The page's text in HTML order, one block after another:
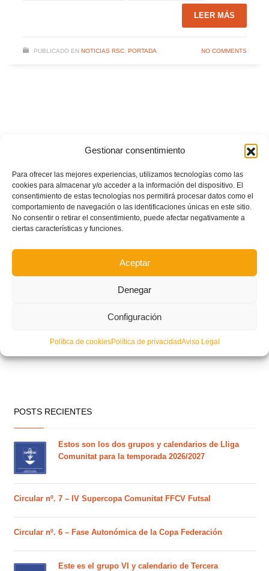
Gestionar consentimiento
Para ofrecer las mejores experiencias, utilizamos tecnologías como las
cookies para almacenar y/o acceder a la información del dispositivo. El
consentimiento de estas tecnologías nos permitirá procesar datos como el
comportamiento de navegación o las identificaciones únicas en este sitio.
No consentir o retirar el consentimiento, puede afectar negativamente a
ciertas características y funciones.
Aceptar
Denegar
Configuración
Política de cookiesPolítica de privacidadAviso Legal
LEER MÁS
PUBLICADO EN NOTICIAS RSC, PORTADA NO COMMENTS
POSTS RECIENTES
Estos son los dos grupos y calendarios de Lliga
Comunitat para la temporada 2026/2027
Circular nº. 7 – IV Supercopa Comunitat FFCV Futsal
Circular nº. 6 – Fase Autonómica de la Copa Federación
Este es el grupo VI y calendario de Tercera